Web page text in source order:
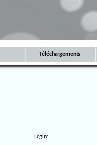
Téléchargements
Login: